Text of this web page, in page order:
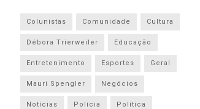
Colunistas Comunidade Cultura
Débora Trierweiler Educação
Entretenimento Esportes Geral
Mauri Spengler Negócios
Notícias Polícia Política